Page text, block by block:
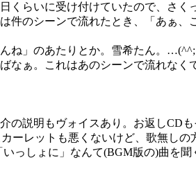
らいに受け付けていたので、さく
件のシーンで流れたとき、「あぁ
」のあたりとか。雪希たん。
ぁ。これはあのシーンで流れなく
の説明もヴォイスあり。お返しCD
レットも悪くないけど、歌無しの
っしょに」なんて(BGM版の)曲を